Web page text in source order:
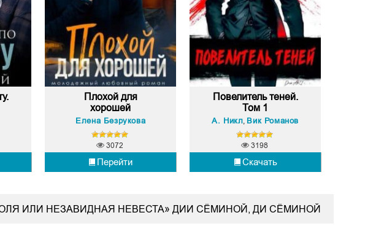
Плохой для
хорошей
Елена Безрукова
Перейти
3072
Повелитель теней.
Том 1
А. Никл, Вик Романов
Скачать
3198
ИЛИ НЕЗАВИДНАЯ НЕВЕСТА» ДИИ СЁМИНОЙ, ДИ СЁМИНОЙ